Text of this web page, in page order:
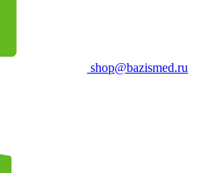
shop@bazismed.ru